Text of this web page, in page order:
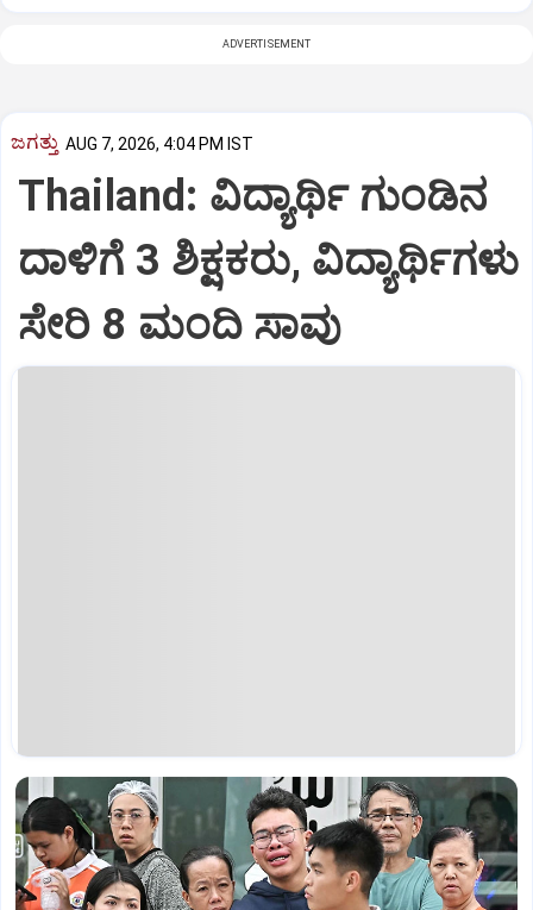
ADVERTISEMENT
ಜಗತ್ತು AUG 7, 2026, 4:04 PM IST
Thailand: ವಿದ್ಯಾರ್ಥಿ ಗುಂಡಿನ
ದಾಳಿಗೆ 3 ಶಿಕ್ಷಕರು, ವಿದ್ಯಾರ್ಥಿಗಳು
ಸೇರಿ 8 ಮಂದಿ ಸಾವು